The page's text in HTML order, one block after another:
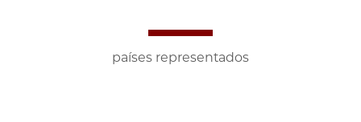
países representados